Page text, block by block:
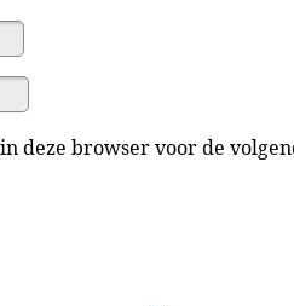
deze browser voor de